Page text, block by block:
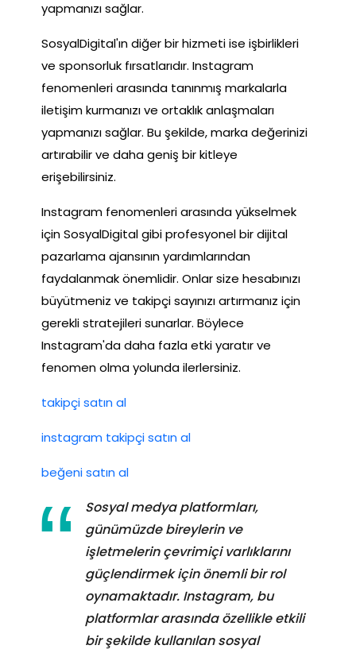
yapmanızı sağlar.
SosyalDigital'ın diğer bir hizmeti ise işbirlikleri
ve sponsorluk fırsatlarıdır. Instagram
fenomenleri arasında tanınmış markalarla
iletişim kurmanızı ve ortaklık anlaşmaları
yapmanızı sağlar. Bu şekilde, marka değerinizi
artırabilir ve daha geniş bir kitleye
erişebilirsiniz.
Instagram fenomenleri arasında yükselmek
için SosyalDigital gibi profesyonel bir dijital
pazarlama ajansının yardımlarından
faydalanmak önemlidir. Onlar size hesabınızı
büyütmeniz ve takipçi sayınızı artırmanız için
gerekli stratejileri sunarlar. Böylece
Instagram'da daha fazla etki yaratır ve
fenomen olma yolunda ilerlersiniz.
takipçi satın al
instagram takipçi satın al
beğeni satın al
Sosyal medya platformları,
günümüzde bireylerin ve
işletmelerin çevrimiçi varlıklarını
güçlendirmek için önemli bir rol
oynamaktadır. Instagram, bu
platformlar arasında özellikle etkili
bir şekilde kullanılan sosyal